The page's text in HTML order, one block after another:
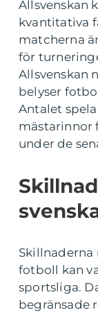
Allsvenskan
kvantitativa
matcherna
för
Allsvenskan
belyser
Antalet
mästarinnor
under de
Skillnaderna
fotboll kan
sportsliga.
begränsade